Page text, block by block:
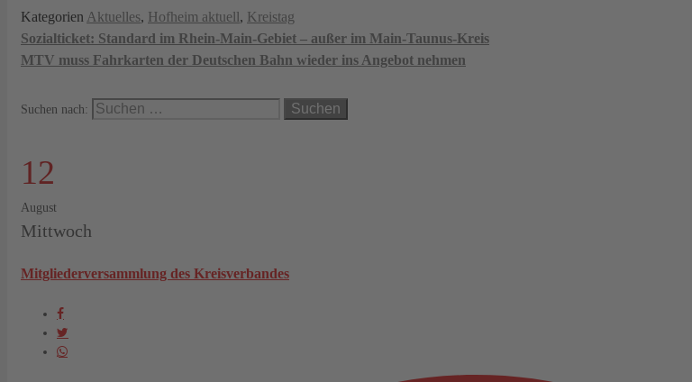
Kategorien Aktuelles, Hofheim aktuell, Kreistag
Sozialticket: Standard im Rhein-Main-Gebiet – außer im Main-Taunus-Kreis
MTV muss Fahrkarten der Deutschen Bahn wieder ins Angebot nehmen
Suchen nach:
12
August
Mittwoch
Mitgliederversammlung des Kreisverbandes